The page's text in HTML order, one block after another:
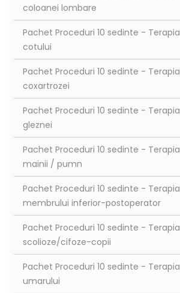
coloanei lombare
Pachet Proceduri 10 sedinte - Terapia
cotului
Pachet Proceduri 10 sedinte - Terapia
coxartrozei
Pachet Proceduri 10 sedinte - Terapia
gleznei
Pachet Proceduri 10 sedinte - Terapia
mainii / pumn
Pachet Proceduri 10 sedinte - Terapia
membrului inferior-postoperator
Pachet Proceduri 10 sedinte - Terapia
scolioze/cifoze-copii
Pachet Proceduri 10 sedinte - Terapia
umarului